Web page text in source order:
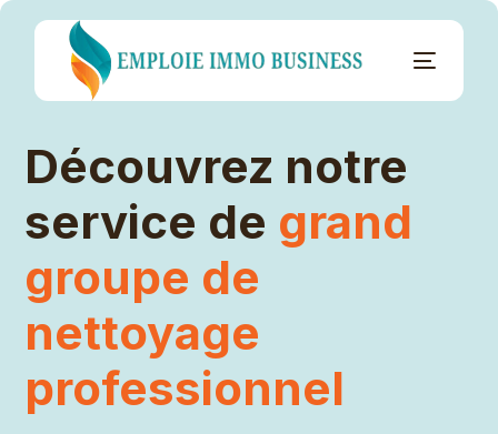
Découvrez notre
service de grand
groupe de
nettoyage
professionnel